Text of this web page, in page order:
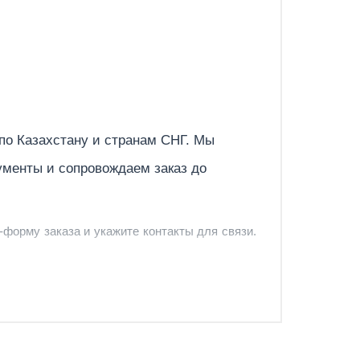
Казахстану и странам СНГ. Мы
и сопровождаем заказ до
заказа и укажите контакты для связи.
предложить удобный вариант доставки.